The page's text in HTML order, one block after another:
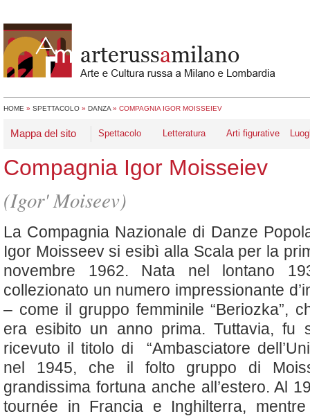
HOME » SPETTACOLO » DANZA » COMPAGNIA IGOR MOISSEIEV
Mappa del sito Spettacolo Letteratura Arti figurative
Compagnia Igor Moisseiev
(Igor' Moiseev)
La Compagnia Nazionale di Danze
Igor Moisseev si esibì alla Scala per la
novembre 1962. Nata nel lontano
collezionato un numero impressionante
– come il gruppo femminile “Beriozka”,
era esibito un anno prima. Tuttavia, fu
ricevuto il titolo di “Ambasciatore
nel 1945, che il folto gruppo di
grandissima fortuna anche all’estero. Al
tournée in Francia e Inghilterra,